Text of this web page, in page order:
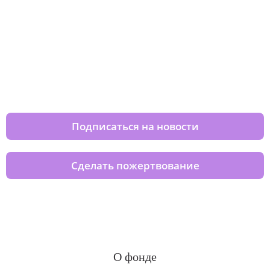
Подписаться на новости
Сделать пожертвование
О фонде